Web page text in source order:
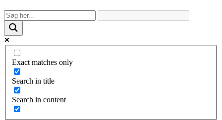
Exact matches only
Search in title
Search in content